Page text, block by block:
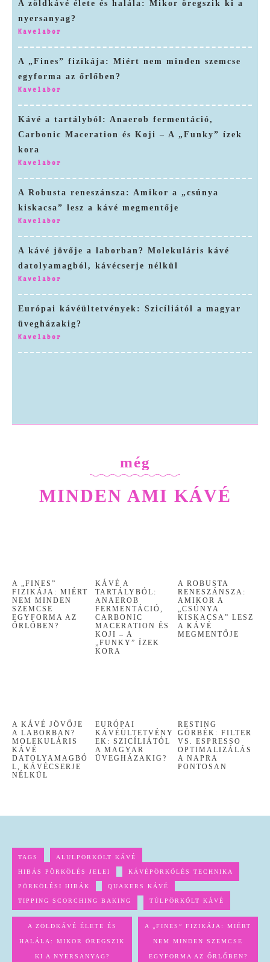
A zöldkávé élete és halála: Mikor öregszik ki a
nyersanyag?
Kavelabor
A „Fines” fizikája: Miért nem minden szemcse
egyforma az őrlőben?
Kavelabor
Kávé a tartályból: Anaerob fermentáció,
Carbonic Maceration és Koji – A „Funky” ízek
kora
Kavelabor
A Robusta reneszánsza: Amikor a „csúnya
kiskacsa” lesz a kávé megmentője
Kavelabor
A kávé jövője a laborban? Molekuláris kávé
datolyamagból, kávécserje nélkül
Kavelabor
Európai kávéültetvények: Szicíliától a magyar
üvegházakig?
Kavelabor
még
MINDEN AMI KÁVÉ
A „FINES”
FIZIKÁJA: MIÉRT
NEM MINDEN
SZEMCSE
EGYFORMA AZ
ŐRLŐBEN?
KÁVÉ A
TARTÁLYBÓL:
ANAEROB
FERMENTÁCIÓ,
CARBONIC
MACERATION ÉS
KOJI – A
„FUNKY” ÍZEK
KORA
A ROBUSTA
RENESZÁNSZA:
AMIKOR A
„CSÚNYA
KISKACSA” LESZ
A KÁVÉ
MEGMENTŐJE
A KÁVÉ JÖVŐJE
A LABORBAN?
MOLEKULÁRIS
KÁVÉ
DATOLYAMAGBÓ
L, KÁVÉCSERJE
NÉLKÜL
EURÓPAI
KÁVÉÜLTETVÉNY
EK: SZICÍLIÁTÓL
A MAGYAR
ÜVEGHÁZAKIG?
RESTING
GÖRBÉK: FILTER
VS. ESPRESSO
OPTIMALIZÁLÁS
A NAPRA
PONTOSAN
TAGS ALULPÖRKÖLT KÁVÉ
HIBÁS PÖRKÖLÉS JELEI KÁVÉPÖRKÖLÉS TECHNIKA
PÖRKÖLÉSI HIBÁK QUAKERS KÁVÉ
TIPPING SCORCHING BAKING TÚLPÖRKÖLT KÁVÉ
A ZÖLDKÁVÉ ÉLETE ÉS
HALÁLA: MIKOR ÖREGSZIK
KI A NYERSANYAG?
A „FINES” FIZIKÁJA: MIÉRT
NEM MINDEN SZEMCSE
EGYFORMA AZ ŐRLŐBEN?